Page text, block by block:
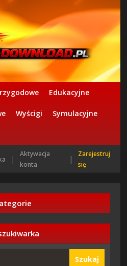
Edukacyjne
Wyścigi Symulacyjne
|
Aktywacja
konta
|
Zarejestruj
się
Szukaj